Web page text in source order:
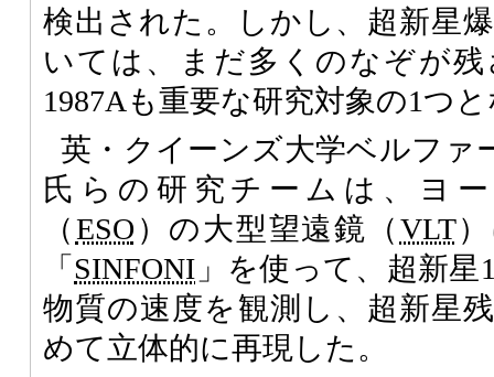
検出された。しかし、超新星
いては、まだ多くのなぞが
1987Aも重要な研究対象の1つ
英・クイーンズ大学ベルファ
氏らの研究チームは、ヨ
（ESO ）の大型望遠鏡（VLT
「 SINFONI 」を使って、超新
物質の速度を観測し、超新星
めて立体的に再現した。